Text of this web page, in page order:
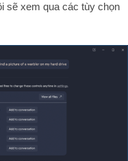
sẽ xem qua các tùy chọn